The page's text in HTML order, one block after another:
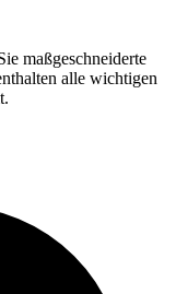
maßgeschneiderte
alle wichtigen